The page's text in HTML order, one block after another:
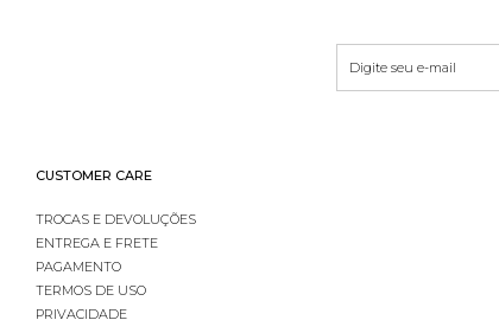
CUSTOMER CARE
TROCAS E DEVOLUÇÕES
ENTREGA E FRETE
PAGAMENTO
TERMOS DE USO
PRIVACIDADE